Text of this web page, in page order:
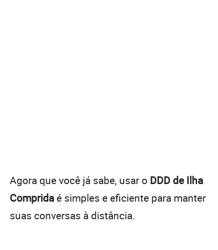
Agora que você já sabe, usar o DDD de Ilha
Comprida é simples e eficiente para manter
suas conversas à distância.